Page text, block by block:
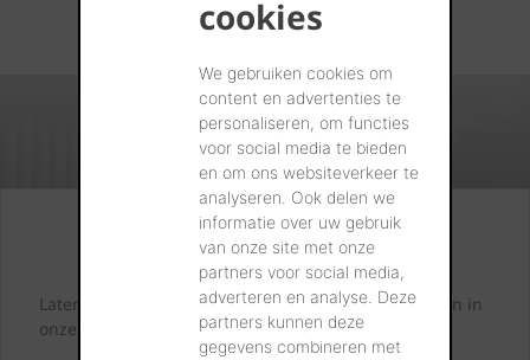
cookies
We gebruiken cookies om
content en advertenties te
personaliseren, om functies
voor social media te bieden
en om ons websiteverkeer te
analyseren. Ook delen we
informatie over uw gebruik
van onze site met onze
partners voor social media,
adverteren en analyse. Deze
partners kunnen deze
gegevens combineren met
Kijk. Droom. Kies.
Laten we samen letterlijk uw dromen tastbaar maken in
onze showrooms.